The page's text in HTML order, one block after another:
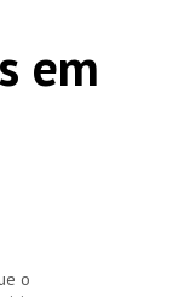
em
o